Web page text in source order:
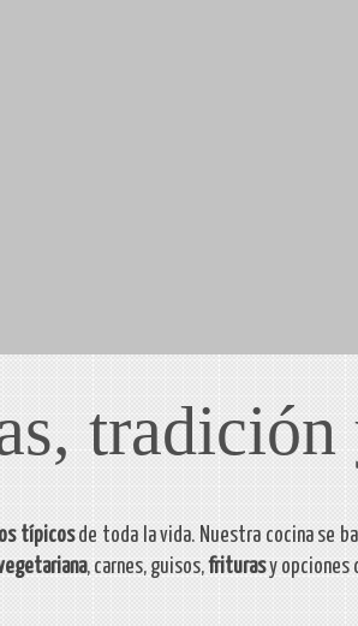
típicosde toda la vida. Nuestra cocina se
, carnes, guisos,friturasy opciones